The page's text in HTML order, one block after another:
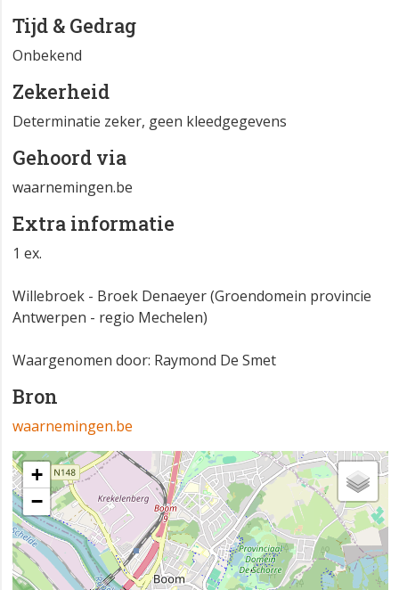
Tijd & Gedrag
Onbekend
Zekerheid
Determinatie zeker, geen kleedgegevens
Gehoord via
waarnemingen.be
Extra informatie
1 ex.
Willebroek - Broek Denaeyer (Groendomein provincie
Antwerpen - regio Mechelen)
Waargenomen door: Raymond De Smet
Bron
waarnemingen.be
+
−